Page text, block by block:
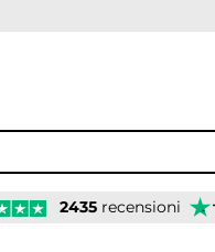
2435 recensioni